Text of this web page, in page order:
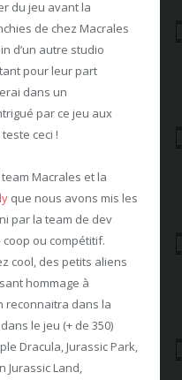
du jeu avant la
de chez Macrales
d’un autre studio
pour leur part
dans un
par ce jeu aux
ceci !
team Macrales et la
que nous avons mis les
par la team de dev
coop ou compétitif.
cool, des petits aliens
hommage à
reconnaitra dans la
le jeu (+ de 350)
Dracula, Jurassic Park,
Jurassic Land,